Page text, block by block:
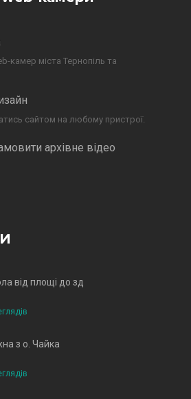
камер міста Тернопіль та
сайтом на любому пристрої.
архівне відео
від площі до зд
з о. Чайка